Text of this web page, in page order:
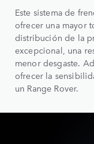
Este sistema de
ofrecer una mayor
distribución de la
excepcional, una
menor desgaste.
ofrecer la
un Range Rover.